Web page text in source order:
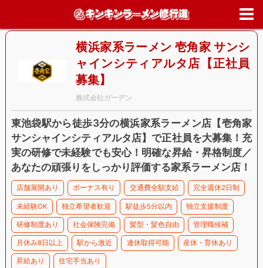
>東京都>豊島区>横浜家系ラーメン 壱角家 サンシ
ャインシティアルタ店【正社員募集】
横浜家系ラーメン 壱角家 サンシ
ャインシティアルタ店【正社員
募集】
株式会社ガーデン
東池袋駅から徒歩3分の横浜家系ラーメン店【壱角家
サンシャインシティアルタ店】で正社員を大募集！充
実の研修で未経験でも安心！明確な昇給・昇格制度／
あなたの頑張りをしっかり評価する家系ラーメン店！
店舗展開あり ボーナス有り 交通費全額支給 完全週休2日制
未経験OK 独立希望者歓迎 駅徒歩5分以内 独立支援制度
研修制度あり 社会保険完備 髪型・髪色自由 管理職候補
月休み8日以上 駅から激近 連休取得可能 産休・育休あり
昇給あり 住宅手当あり